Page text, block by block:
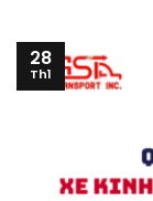
28
Th1